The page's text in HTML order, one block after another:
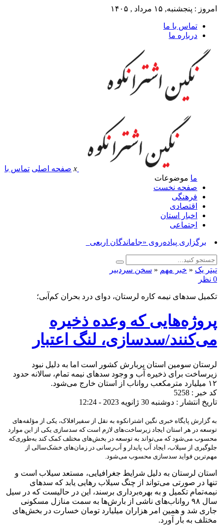
امروز : پنجشنبه, ۱۵ مرداد , ۱۴۰۵
تماس با ما
درباره ما
x صفحه اصلی تماس با
ما موضوعات
صفحه نخست
فرهنگی
اقتصادی
اخبار استان
اجتماعی
برگزاری پیاده‌روی «جاماندگان اربعین حسینی» _
تیتر یک « خبر مهم « سخن سردبیر
0 نظر
تکمیل سدهای نیمه کاره لرستان، دوای درد بحران کم‌آبی؛
پروژه‌هایی که وعده ذخیره
می‌کنند/سدسازی، لنگ اعتبار
لرستان سومین استان پربارش کشور است اما به دلیل نبود
زیرساخت برای ذخیره آب و وجود سدهای نیمه تمام، سالانه حدود
۱۲ میلیارد مترمکعب رواناب از استان خارج می‌شود.
کد خبر : 5258
تاریخ انتشار : دوشنبه 30 ژانویه 2023 - 12:24
به گزارش پایگاه خبری نگین اشترانکوه به نقل از سفیرافلاک، یکی از مؤلفه‌های
توسعه در هر استان ایجاد زیرساخت‌های لازم است که سدسازی یکی از این موارد
محسوب می‌شود که می‌تواند به توسعه در بخش‌های مختلف کمک کند به‌طوری‌که
جلوگیری از سیلاب، ایجاد آب پایدار و آب‌رسانی در زمان‌های خشک‌سالی از
مهم‌ترین فواید سدسازی محسوب می‌شود.
استان لرستان به دلیل شرایط جغرافیایی، مستعد سیلاب است و
تنها در صورتی می‌تواند از چنگ سیلاب رهایی یابد که سدهای
نیمه‌تمام تکمیل و به بهره‌برداری برسند، این در حالیست که در سیل
سال ۹۸ رواناب‌های ناشی از بارش‌ها به سمت منازل مسکونی
جاری شد و همین امر هزاران میلیارد تومان خسارت در بخش‌های
مختلف به بار آورد.